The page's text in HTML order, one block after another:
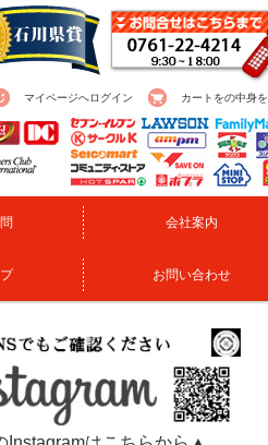
マイページへログイン カートをの中身
会社案内
お問い合わせ